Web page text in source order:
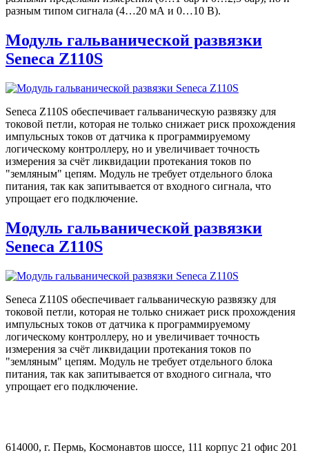
разным типом сигнала (4…20 мА и 0…10 В).
Модуль гальванической развязки
Seneca Z110S
Seneca Z110S обеспечивает гальваническую развязку для
токовой петли, которая не только снижает риск прохождения
импульсных токов от датчика к программируемому
логическому контроллеру, но и увеличивает точность
измерения за счёт ликвидации протекания токов по
"земляным" цепям. Модуль не требует отдельного блока
питания, так как запитывается от входного сигнала, что
упрощает его подключение.
Модуль гальванической развязки
Seneca Z110S
Seneca Z110S обеспечивает гальваническую развязку для
токовой петли, которая не только снижает риск прохождения
импульсных токов от датчика к программируемому
логическому контроллеру, но и увеличивает точность
измерения за счёт ликвидации протекания токов по
"земляным" цепям. Модуль не требует отдельного блока
питания, так как запитывается от входного сигнала, что
упрощает его подключение.
614000, г. Пермь, Космонавтов шоссе, 111 корпус 21 офис 201